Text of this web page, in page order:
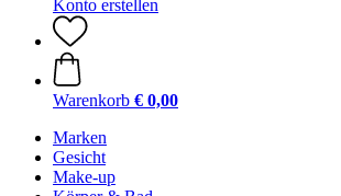
Konto erstellen
Warenkorb € 0,00
Marken
Gesicht
Make-up